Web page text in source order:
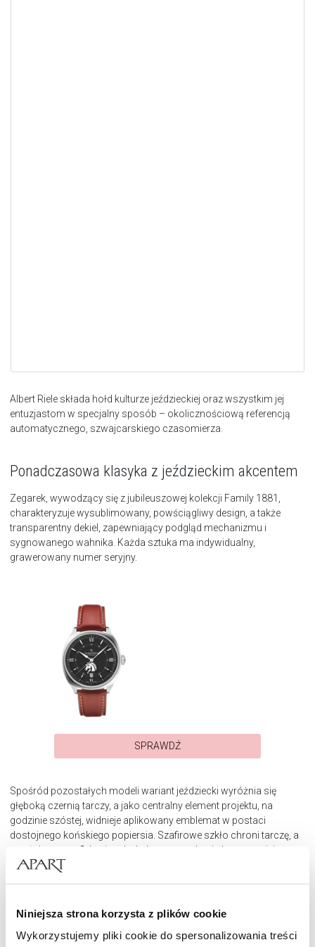
Niniejsza strona korzysta z plików cookie
Wykorzystujemy pliki cookie do spersonalizowania treści
Albert Riele składa hołd kulturze jeździeckiej oraz wszystkim jej
entuzjastom w specjalny sposób – okolicznościową referencją
automatycznego, szwajcarskiego czasomierza.
Ponadczasowa klasyka z jeździeckim akcentem
Zegarek, wywodzący się z jubileuszowej kolekcji Family 1881,
charakteryzuje wysublimowany, powściągliwy design, a także
transparentny dekiel, zapewniający podgląd mechanizmu i
sygnowanego wahnika. Każda sztuka ma indywidualny,
grawerowany numer seryjny.
SPRAWDŹ
Spośród pozostałych modeli wariant jeździecki wyróżnia się
głęboką czernią tarczy, a jako centralny element projektu, na
godzinie szóstej, widnieje aplikowany emblemat w postaci
dostojnego końskiego popiersia. Szafirowe szkło chroni tarczę, a
powłoka antyrefleksyjna dodatkowo uwydatnia kontrasty jej
elementów.
tonacji uprzęży jeździeckich, podkreślając więź zegarka z kulturą
hippiki.